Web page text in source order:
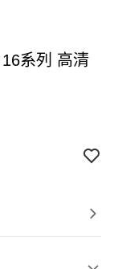
系列 高清